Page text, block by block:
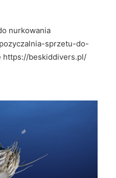
nurkowania
sprzetu-do-
https://beskiddivers.pl/